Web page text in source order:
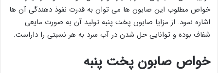
خواص مطلوب این صابون ها می توان به قدرت نفوذ دهندگی آن ها
اشاره نمود. از مزایا صابون پخت پنبه تولید آن به صورت مایعی
شفاف بوده و توانایی حل شدن در آب سرد به هر نسبتی را داراست.
خواص صابون پخت پنبه